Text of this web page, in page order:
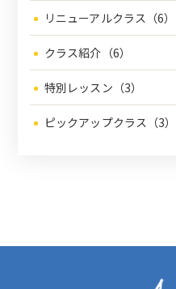
リニューアルクラス（6）
クラス紹介（6）
特別レッスン（3）
ピックアップクラス（3）